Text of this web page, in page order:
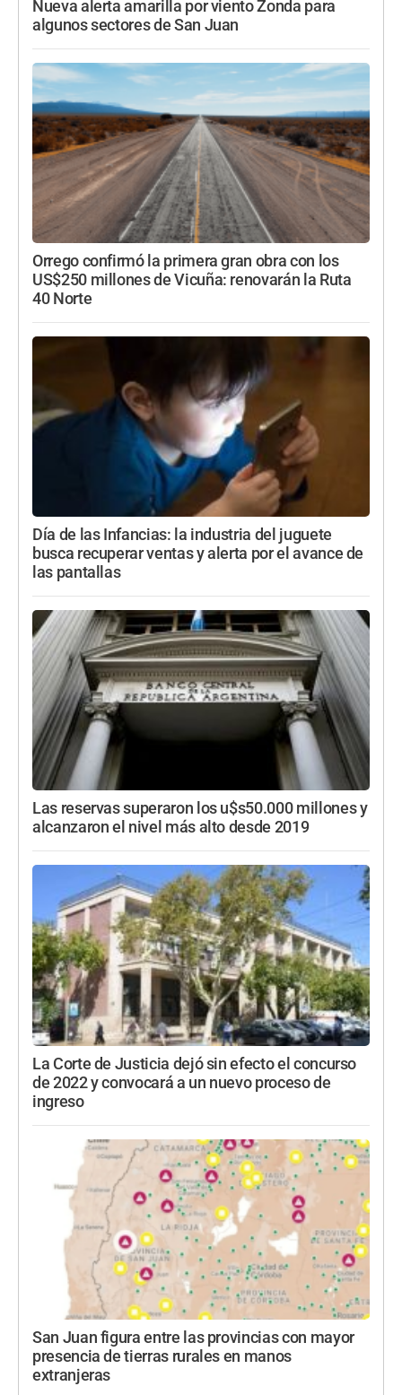
Nueva alerta amarilla por viento Zonda para
algunos sectores de San Juan
Orrego confirmó la primera gran obra con los
US$250 millones de Vicuña: renovarán la Ruta
40 Norte
Día de las Infancias: la industria del juguete
busca recuperar ventas y alerta por el avance de
las pantallas
Las reservas superaron los u$s50.000 millones y
alcanzaron el nivel más alto desde 2019
La Corte de Justicia dejó sin efecto el concurso
de 2022 y convocará a un nuevo proceso de
ingreso
San Juan figura entre las provincias con mayor
presencia de tierras rurales en manos
extranjeras